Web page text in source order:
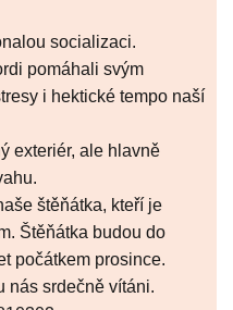
socializaci.
pomáhali svým
i hektické tempo naší
exteriér, ale hlavně
štěňátka, kteří je
Štěňátka budou do
počátkem prosince.
nás srdečně vítáni.